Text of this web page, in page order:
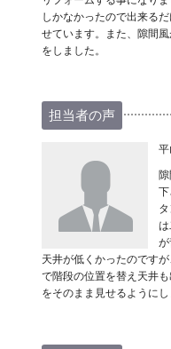
しかなかったので出来る
せています。また、隙間
をしました。
担当者の声
天井が低くかったのです
で階段の位置を替え天井
をそのまま見せるようにし